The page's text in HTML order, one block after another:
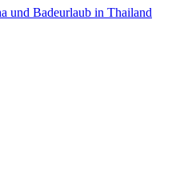
und Badeurlaub in Thailand